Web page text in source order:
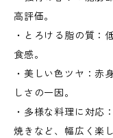
高評価。
・とろける脂の質：
食感。
・美しい色ツヤ：赤
しさの一因。
・多様な料理に対応
焼きなど、幅広く楽し